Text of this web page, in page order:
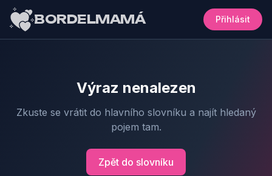
BORDELMAMÁ Přihlásit
Výraz nenalezen
Zkuste se vrátit do hlavního slovníku a najít hledaný
pojem tam.
Zpět do slovníku